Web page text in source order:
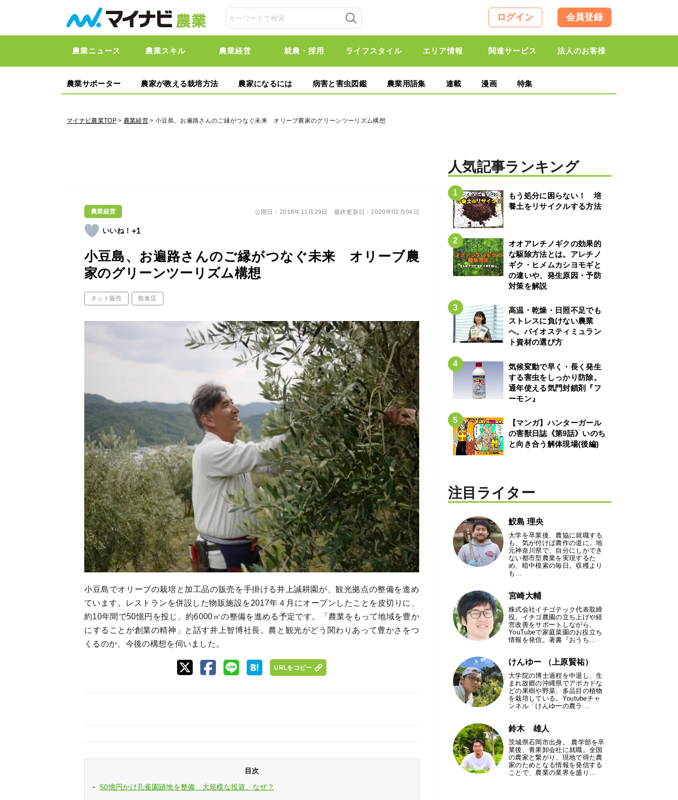
ログイン 会員登録
農業ニュース 農業スキル 農業経営 就農・採用 ライフスタイル エリア情報 関連サービス 法人のお客様
農業サポーター 農家が教える栽培方法 農家になるには 病害と害虫図鑑 農業用語集 連載 漫画 特集
マイナビ農業TOP> 農業経営 > 小豆島、お遍路さんのご縁がつなぐ未来 オリーブ農家のグリーンツーリズム構想
農業経営
+1
小豆島、お遍路さんのご縁がつなぐ未来 オリーブ農
家のグリーンツーリズム構想
ネット販売 飲食店
公開日：2018年11月29日 最終更新日：2020年02月04日
小豆島でオリーブの栽培と加工品の販売を手掛ける井上誠耕園が、観光拠点の整備を進め
ています。レストランを併設した物販施設を2017年４月にオープンしたことを皮切りに、
約10年間で50憶円を投じ、約6000㎡の整備を進める予定です。「農業をもって地域を豊か
にすることが創業の精神」と話す井上智博社長。農と観光がどう関わりあって豊かさをつ
くるのか、今後の構想を伺いました。
URLをコピー
目次
50憶円かけ孔雀園跡地を整備 大規模な投資、なぜ？
人気記事ランキング
もう処分に困らない！ 培
養土をリサイクルする方法
オオアレチノギクの効果的
な駆除方法とは。アレチノ
ギク・ヒメムカシヨモギと
の違いや、発生原因・予防
対策を解説
高温・乾燥・日照不足でも
ストレスに負けない農業
へ。バイオスティミュラン
ト資材の選び方
気候変動で早く・長く発生
する害虫をしっかり防除。
通年使える気門封鎖剤『フ
ーモン』
【マンガ】ハンターガール
の害獣日誌《第9話》いのち
と向き合う解体現場(後編)
注目ライター
鮫島 理央
大学を卒業後、農協に就職する
も、気が付けば農作の道に。地
元神奈川県で、自分にしかでき
ない都市型農業を実現するた
め、暗中模索の毎日。収穫より
も…
宮崎大輔
株式会社イチゴテック代表取締
役。イチゴ農園の立ち上げや経
営改善をサポートしながら、
YouTubeで家庭菜園のお役立ち
情報を発信。著書『おうち…
けんゆー （上原賢祐）
大学院の博士過程を中退し、生
まれ故郷の沖縄県でアボカドな
どの果樹や野菜、多品目の植物
を栽培している。Youtubeチャ
ンネル「けんゆーの農ラ…
鈴木 雄人
茨城県石岡市出身。 農学部を卒
業後、青果卸会社に就職。全国
の農家と繋がり、現地で得た農
家のためとなる情報を発信する
ことで、農業の業界を盛り…